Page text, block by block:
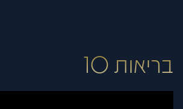
בריאות 10